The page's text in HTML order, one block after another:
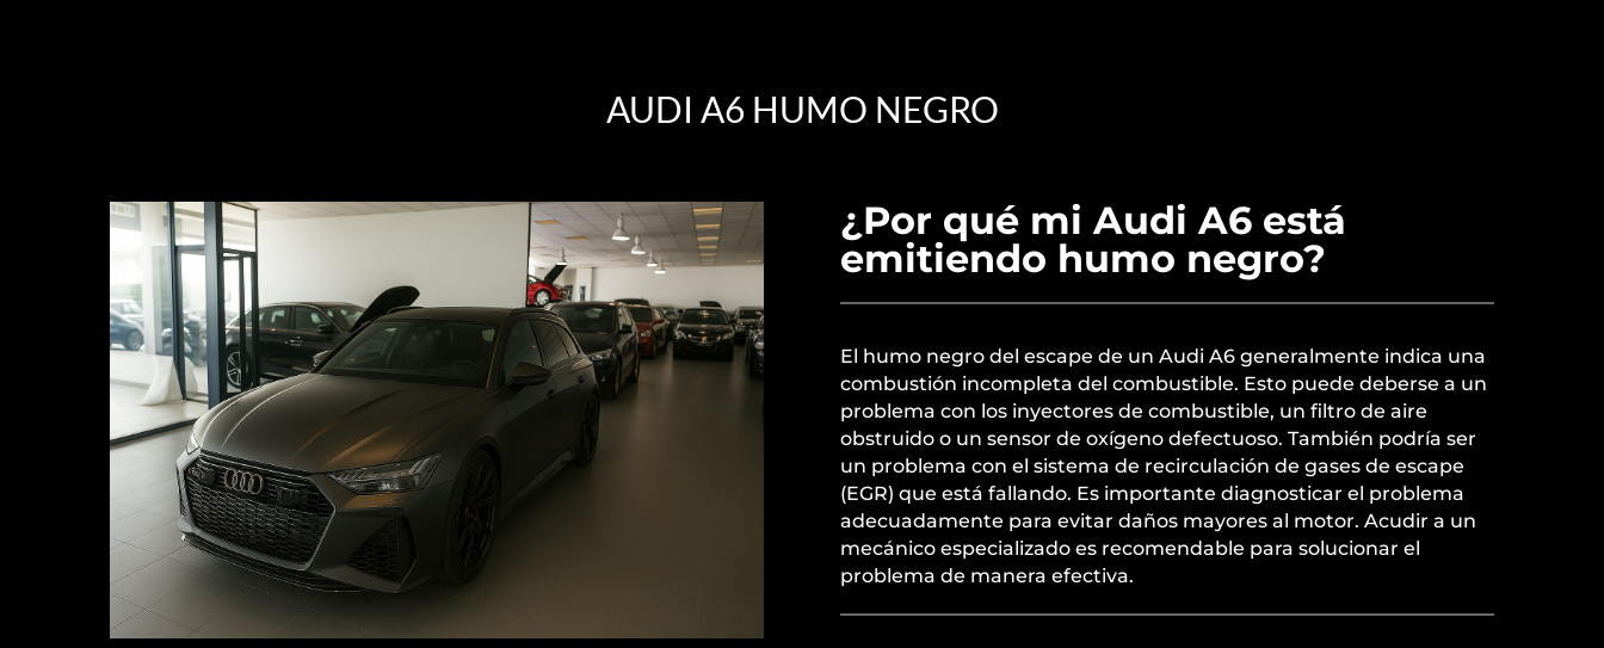
AUDI A6 HUMO NEGRO
¿Por qué mi Audi A6 está
emitiendo humo negro?
El humo negro del escape de un Audi A6 generalmente indica una
combustión incompleta del combustible. Esto puede deberse a un
problema con los inyectores de combustible, un filtro de aire
obstruido o un sensor de oxígeno defectuoso. También podría ser
un problema con el sistema de recirculación de gases de escape
(EGR) que está fallando. Es importante diagnosticar el problema
adecuadamente para evitar daños mayores al motor. Acudir a un
mecánico especializado es recomendable para solucionar el
problema de manera efectiva.